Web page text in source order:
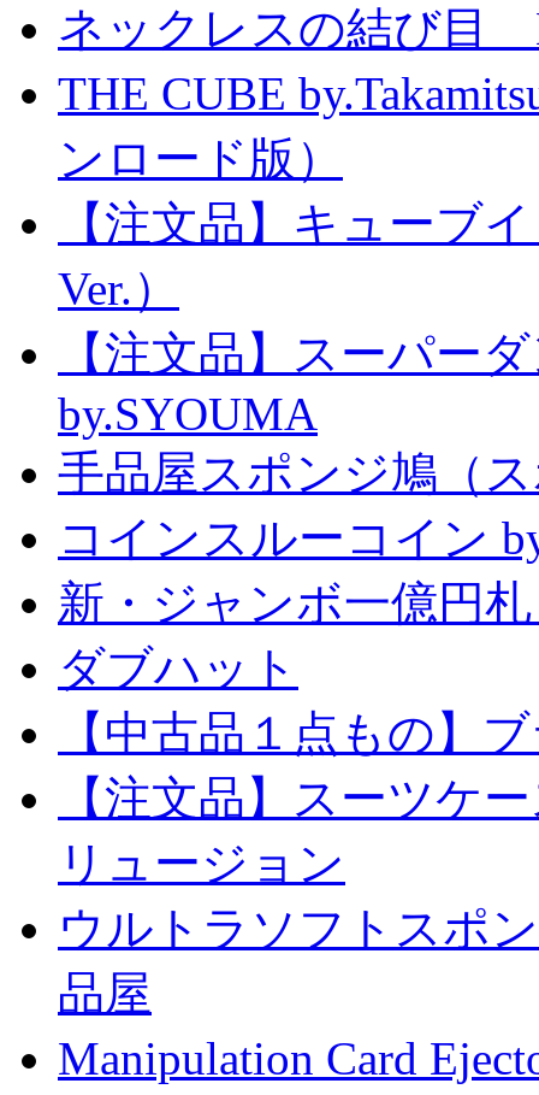
ネックレスの結び目
THE CUBE
ンロード版）
【注文品】キューブ
Ver.）
【注文品】スーパ
by.SYOUMA
手品屋スポンジ鳩（
コインスルーコイン
新・ジャンボ一億円
ダブハット
【中古品１点もの】
【注文品】スーツケ
リュージョン
ウルトラソフトスポ
品屋
Manipulation Card